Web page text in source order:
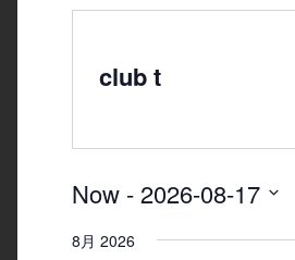
club t
Now - 2026-08-17
date.
8月 2026